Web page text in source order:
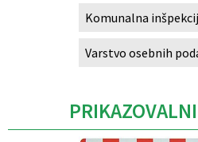
Komunalna
Varstvo osebnih